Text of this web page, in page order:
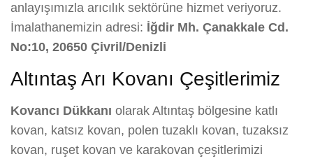
anlayışımızla arıcılık sektörüne hizmet veriyoruz.
İmalathanemizin adresi: İğdir Mh. Çanakkale Cd.
No:10, 20650 Çivril/Denizli
Altıntaş Arı Kovanı Çeşitlerimiz
Kovancı Dükkanı olarak Altıntaş bölgesine katlı
kovan, katsız kovan, polen tuzaklı kovan, tuzaksız
kovan, ruşet kovan ve karakovan çeşitlerimizi